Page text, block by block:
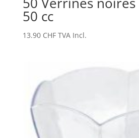
50 cc
13.90 CHF TVA Incl.